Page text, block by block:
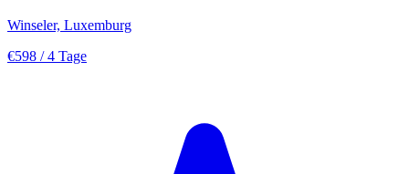
Winseler, Luxemburg
€598 / 4 Tage